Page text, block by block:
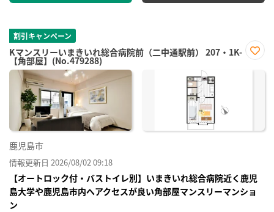
割引キャンペーン
Kマンスリーいまきいれ総合病院前（二中通駅前） 207・1K-
【角部屋】(No.479288)
に入
鹿児島市
情報更新日 2026/08/02 09:18
【オートロック付・バストイレ別】いまきいれ総合病院近く鹿児
島大学や鹿児島市内へアクセスが良い角部屋マンスリーマンショ
ン